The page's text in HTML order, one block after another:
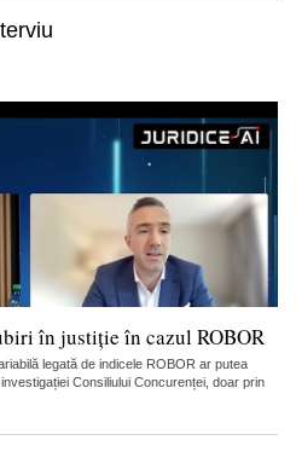
în justiție în cazul ROBOR
legată de indicele ROBOR ar putea
Consiliului Concurenței, doar prin